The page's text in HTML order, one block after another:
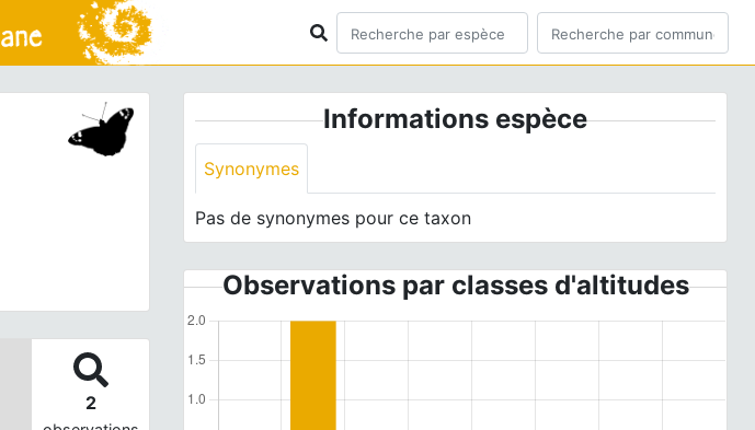
2
Informations espèce
Synonymes
Pas de synonymes pour ce taxon
Observations par classes d'altitudes